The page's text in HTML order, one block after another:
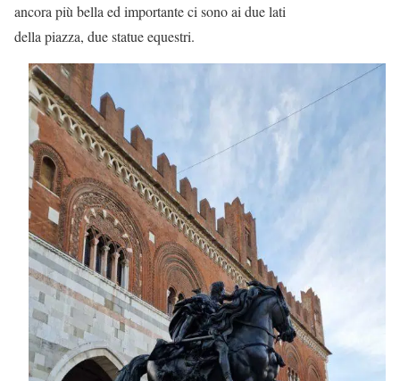
ancora più bella ed importante ci sono ai due lati
della piazza, due statue equestri.